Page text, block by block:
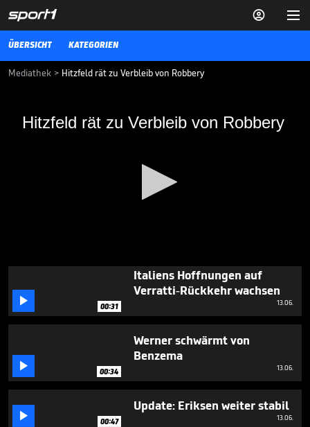


ÜBERSICHT KATEGORIEN
Mediathek > Hitzfeld rät zu Verbleib von Robbery
Hitzfeld rät zu Verbleib von Robbery
of
seconds
Hitzfeld rät zu Verbleib von Robbery
 00:31
Italiens Hoffnungen auf
Verratti-Rückkehr wachsen
13.06.
 00:34
Werner schwärmt von
Benzema
13.06.
 00:47
Update: Eriksen weiter stabil
13.06.